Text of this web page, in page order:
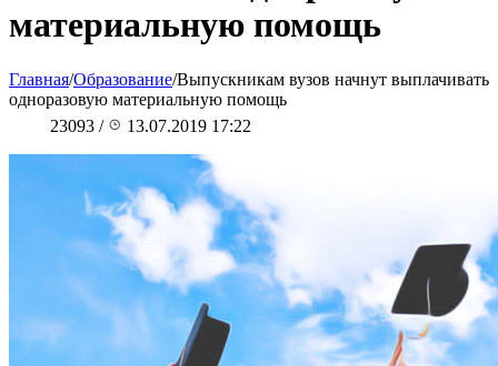
материальную помощь
Главная/Образование/Выпускникам вузов начнут выплачивать
одноразовую материальную помощь
23093 / 13.07.2019 17:22